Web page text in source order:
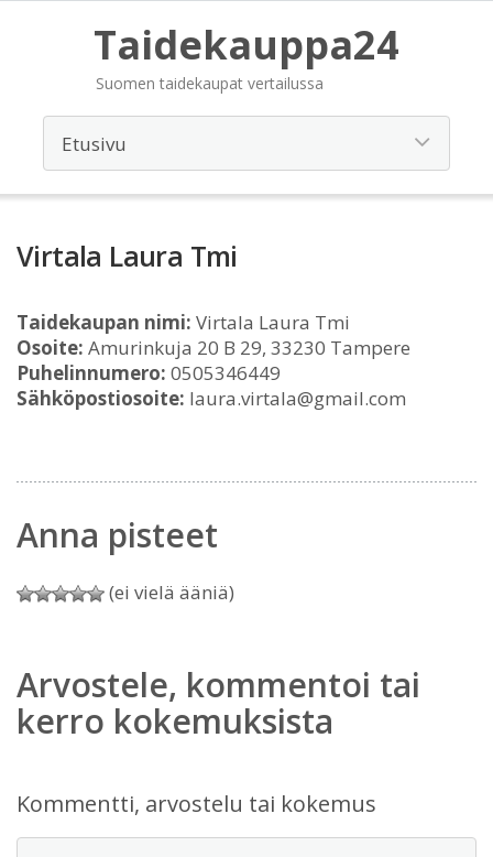
Taidekauppa24
Suomen taidekaupat vertailussa
Virtala Laura Tmi
Taidekaupan nimi: Virtala Laura Tmi
Osoite: Amurinkuja 20 B 29, 33230 Tampere
Puhelinnumero: 0505346449
Sähköpostiosoite: laura.virtala@gmail.com
Anna pisteet
(ei vielä ääniä)
Arvostele, kommentoi tai
kerro kokemuksista
Kommentti, arvostelu tai kokemus